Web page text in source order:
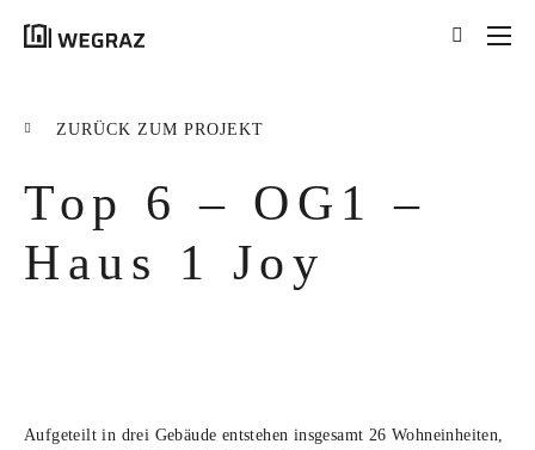
ALLE ERGEBNISSE ({{RESULTS.LENGTH}})
MEHR ERFAHREN
ZURÜCK ZUM PROJEKT
Top 6 – OG1 –
Haus 1 Joy
Aufgeteilt in drei Gebäude entstehen insgesamt 26 Wohneinheiten,